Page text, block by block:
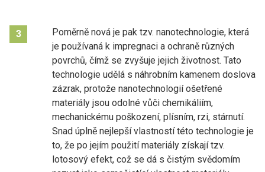
3
Poměrně nová je pak tzv. nanotechnologie, která
je používaná k impregnaci a ochraně různých
povrchů, čímž se zvyšuje jejich životnost. Tato
technologie udělá s náhrobním kamenem doslova
zázrak, protože nanotechnologií ošetřené
materiály jsou odolné vůči chemikáliím,
mechanickému poškození, plísním, rzi, stárnutí.
Snad úplně nejlepší vlastností této technologie je
to, že po jejím použití materiály získají tzv.
lotosový efekt, což se dá s čistým svědomím